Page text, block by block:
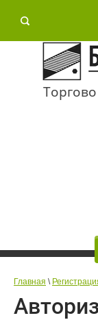
Главная \